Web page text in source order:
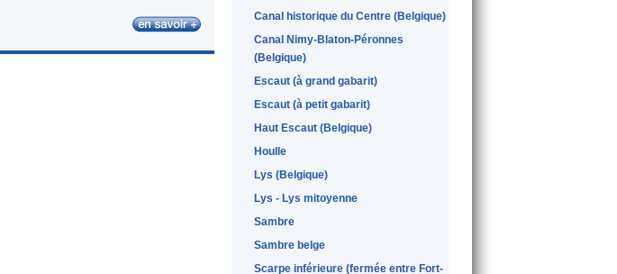
Canal historique du Centre (Belgique)
Canal Nimy-Blaton-Péronnes
(Belgique)
Escaut (à grand gabarit)
Escaut (à petit gabarit)
Haut Escaut (Belgique)
Houlle
Lys (Belgique)
Lys - Lys mitoyenne
Sambre
Sambre belge
Scarpe inférieure (fermée entre Fort-